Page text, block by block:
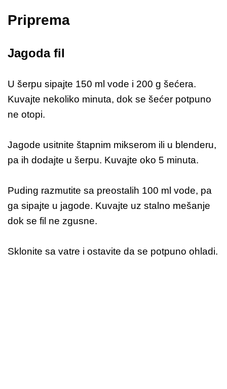
Priprema
Jagoda fil
U šerpu sipajte 150 ml vode i 200 g šećera.
Kuvajte nekoliko minuta, dok se šećer potpuno
ne otopi.
Jagode usitnite štapnim mikserom ili u blenderu,
pa ih dodajte u šerpu. Kuvajte oko 5 minuta.
Puding razmutite sa preostalih 100 ml vode, pa
ga sipajte u jagode. Kuvajte uz stalno mešanje
dok se fil ne zgusne.
Sklonite sa vatre i ostavite da se potpuno ohladi.